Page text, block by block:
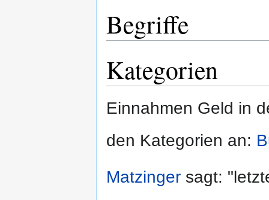
Begriffe
Kategorien
Einnahmen Geld in
den Kategorien an:
Matzinger sagt: